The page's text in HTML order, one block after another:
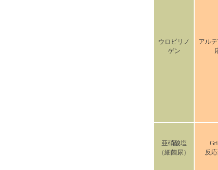
ウロビリノ
ゲン
アル
亜硝酸塩
（細菌尿）
反